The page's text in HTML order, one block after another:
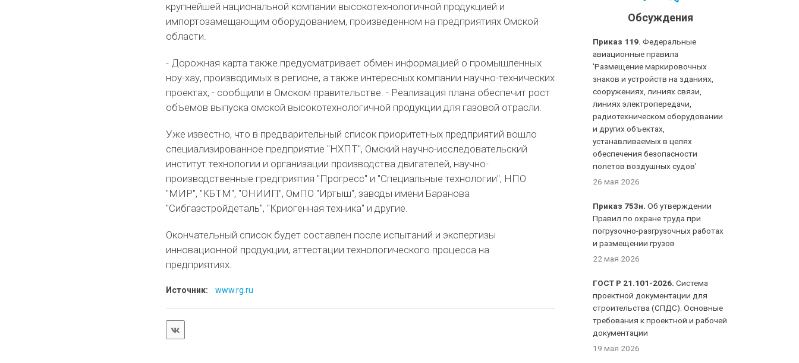
крупнейшей национальной компании высокотехнологичной продукцией и
импортозамещающим оборудованием, произведенном на предприятиях Омской
области.
- Дорожная карта также предусматривает обмен информацией о промышленных
ноу-хау, производимых в регионе, а также интересных компании научно-технических
проектах, - сообщили в Омском правительстве. - Реализация плана обеспечит рост
объемов выпуска омской высокотехнологичной продукции для газовой отрасли.
Уже известно, что в предварительный список приоритетных предприятий вошло
специализированное предприятие "НХПТ", Омский научно-исследовательский
институт технологии и организации производства двигателей, научно-
производственные предприятия "Прогресс" и "Специальные технологии", НПО
"МИР", "КБТМ", "ОНИИП", ОмПО "Иртыш", заводы имени Баранова
"Сибгазстройдеталь", "Криогенная техника" и другие.
Окончательный список будет составлен после испытаний и экспертизы
инновационной продукции, аттестации технологического процесса на
предприятиях.
Источник: www.rg.ru
Обсуждения
Приказ 119. Федеральные
авиационные правила
'Размещение маркировочных
знаков и устройств на зданиях,
сооружениях, линиях связи,
линиях электропередачи,
радиотехническом оборудовании
и других объектах,
устанавливаемых в целях
обеспечения безопасности
полетов воздушных судов'
26 мая 2026
Приказ 753н. Об утверждении
Правил по охране труда при
погрузочно-разгрузочных работах
и размещении грузов
22 мая 2026
ГОСТ Р 21.101-2026. Система
проектной документации для
строительства (СПДС). Основные
требования к проектной и рабочей
документации
19 мая 2026